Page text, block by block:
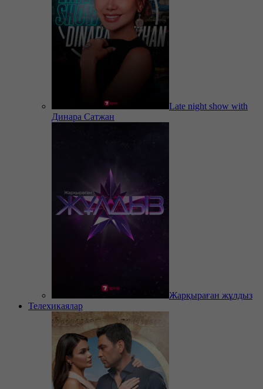
Late night show with
Динара Сатжан
Жарқыраған жұлдыз
Телехикаялар